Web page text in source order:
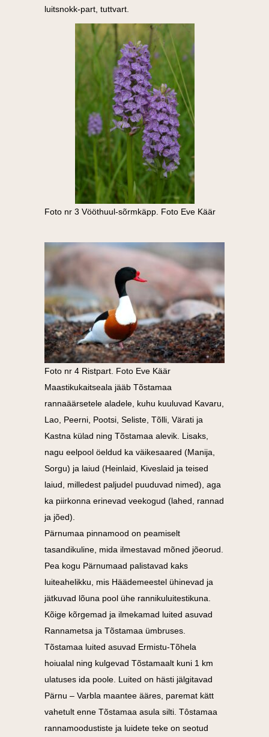
luitsnokk-part, tuttvart.
Foto nr 3 Vööthuul-sõrmkäpp. Foto Eve Käär
Foto nr 4 Ristpart. Foto Eve Käär
Maastikukaitseala jääb Tõstamaa
rannaäärsetele aladele, kuhu kuuluvad Kavaru,
Lao, Peerni, Pootsi, Seliste, Tõlli, Värati ja
Kastna külad ning Tõstamaa alevik. Lisaks,
nagu eelpool öeldud ka väikesaared (Manija,
Sorgu) ja laiud (Heinlaid, Kiveslaid ja teised
laiud, milledest paljudel puuduvad nimed), aga
ka piirkonna erinevad veekogud (lahed, rannad
ja jõed).
Pärnumaa pinnamood on peamiselt
tasandikuline, mida ilmestavad mõned jõeorud.
Pea kogu Pärnumaad palistavad kaks
luiteahelikku, mis Häädemeestel ühinevad ja
jätkuvad lõuna pool ühe rannikuluitestikuna.
Kõige kõrgemad ja ilmekamad luited asuvad
Rannametsa ja Tõstamaa ümbruses.
Tõstamaa luited asuvad Ermistu-Tõhela
hoiualal ning kulgevad Tõstamaalt kuni 1 km
ulatuses ida poole. Luited on hästi jälgitavad
Pärnu – Varbla maantee ääres, paremat kätt
vahetult enne Tõstamaa asula silti. Tôstamaa
rannamoodustiste ja luidete teke on seotud